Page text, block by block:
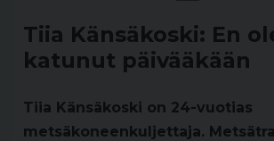
Tiia Känsäkoski: En
katunut päivääkään
Tiia Känsäkoski on 24-vuotias
metsäkoneenkuljettaja.